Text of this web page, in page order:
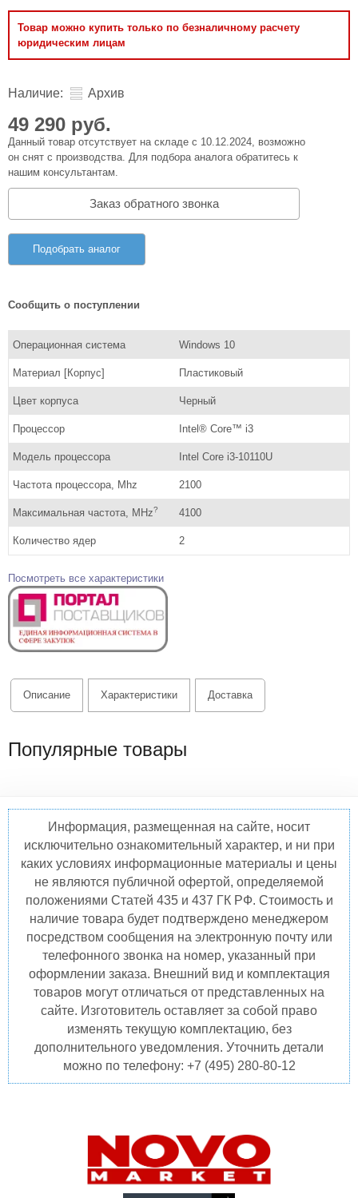
Товар можно купить только по безналичному расчету
юридическим лицам
Наличие: Архив
49 290 руб.
Данный товар отсутствует на складе с 10.12.2024, возможно
он снят с производства. Для подбора аналога обратитесь к
нашим консультантам.
Заказ обратного звонка
Подобрать аналог
Сообщить о поступлении
Операционная система Windows 10
Материал [Корпус] Пластиковый
Цвет корпуса Черный
Процессор Intel® Core™ i3
Модель процессора Intel Core i3-10110U
Частота процессора, Mhz 2100
Максимальная частота, MHz? 4100
Количество ядер 2
Посмотреть все характеристики
Описание Характеристики Доставка
Популярные товары
Информация, размещенная на сайте, носит
исключительно ознакомительный характер, и ни при
каких условиях информационные материалы и цены
не являются публичной офертой, определяемой
положениями Статей 435 и 437 ГК РФ. Стоимость и
наличие товара будет подтверждено менеджером
посредством сообщения на электронную почту или
телефонного звонка на номер, указанный при
оформлении заказа. Внешний вид и комплектация
товаров могут отличаться от представленных на
сайте. Изготовитель оставляет за собой право
изменять текущую комплектацию, без
дополнительного уведомления. Уточнить детали
можно по телефону: +7 (495) 280-80-12